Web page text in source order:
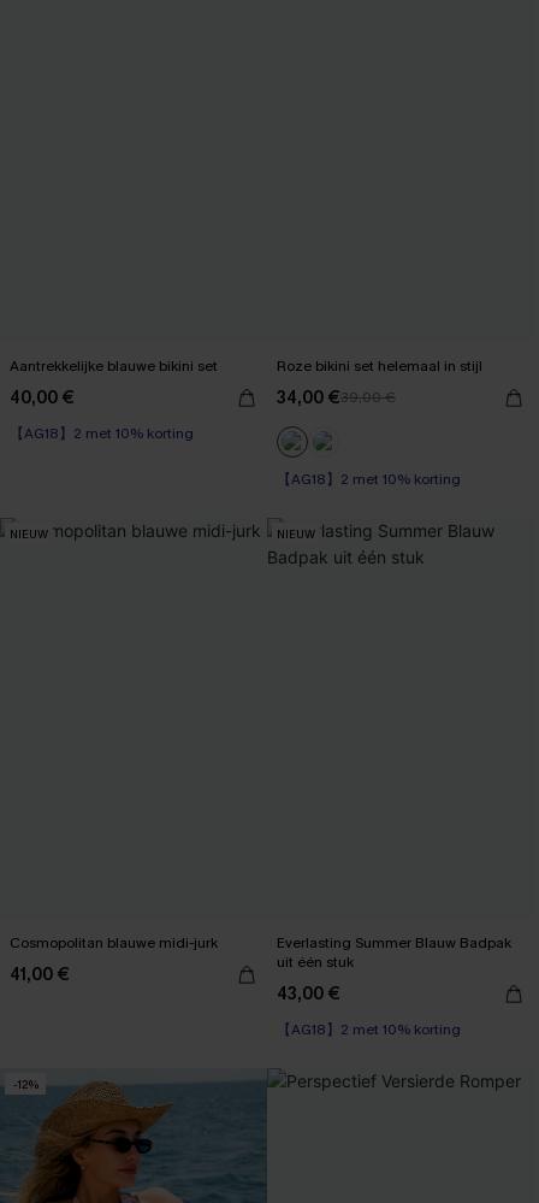
Aantrekkelijke blauwe bikini set
40,00 €
【AG18】2 met 10% korting
Roze bikini set helemaal in stijl
34,00 €39,00 €
【AG18】2 met 10% korting
NIEUW
Cosmopolitan blauwe midi-jurk
41,00 €
NIEUW
Everlasting Summer Blauw Badpak
uit één stuk
43,00 €
【AG18】2 met 10% korting
-12%